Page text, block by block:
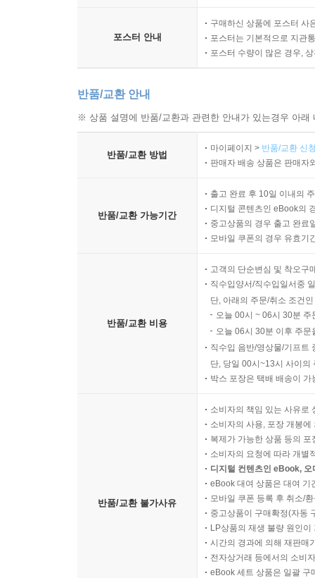
포스터 안내
구매하신 상품에 포스터 사
포스터는 기본적으로 지관
포스터 수량이 많은 경우,
반품/교환 안내
※ 상품 설명에 반품/교환과 관련한 안내가 있는경우 아
반품/교환 방법
마이페이지 > 반품/교환 신
판매자 배송 상품은 판매자
반품/교환 가능기간
출고 완료 후 10일 이내의
디지털 콘텐츠인 eBook의
중고상품의 경우 출고 완료
모바일 쿠폰의 경우 유효기
반품/교환 비용
고객의 단순변심 및 착오구
직수입양서/직수입일서중
단, 아래의 주문/취소 조건
오늘 00시 ~ 06시 30분
오늘 06시 30분 이후 주
직수입 음반/영상물/기프트
단, 당일 00시~13시 사이의
박스 포장은 택배 배송이
반품/교환 불가사유
소비자의 책임 있는 사유로
소비자의 사용, 포장 개봉
복제가 가능한 상품 등의
소비자의 요청에 따라 개별
디지털 컨텐츠인 eBook,
eBook 대여 상품은 대여 기
모바일 쿠폰 등록 후 취소/
중고상품이 구매확정(자동
LP상품의 재생 불량 원인
시간의 경과에 의해 재판매
전자상거래 등에서의 소비
eBook 세트 상품은 일괄 구